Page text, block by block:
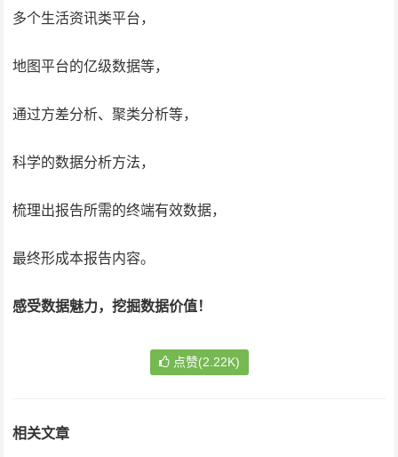
多个生活资讯类平台，
地图平台的亿级数据等，
通过方差分析、聚类分析等，
科学的数据分析方法，
梳理出报告所需的终端有效数据，
最终形成本报告内容。
感受数据魅力，挖掘数据价值！
点赞(2.22K)
相关文章